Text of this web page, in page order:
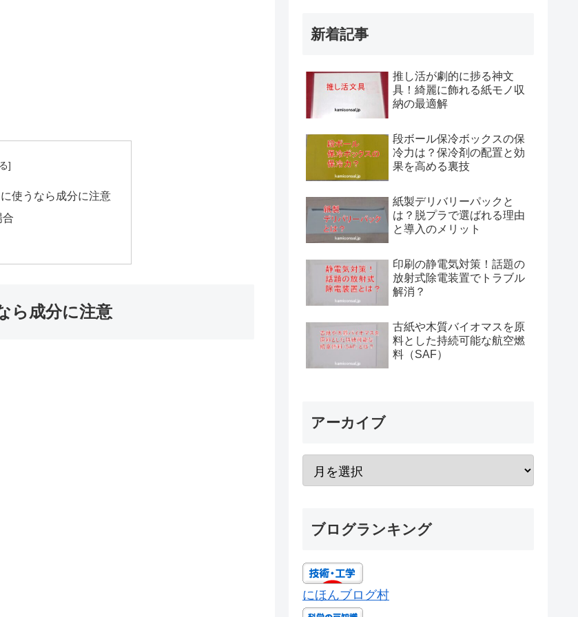
使うなら成分に注意
合
ら成分に注意
新着記事
推し活が劇的に捗る神文
具！綺麗に飾れる紙モノ収
納の最適解
段ボール保冷ボックスの保
冷力は？保冷剤の配置と効
果を高める裏技
紙製デリバリーパックと
は？脱プラで選ばれる理由
と導入のメリット
印刷の静電気対策！話題の
放射式除電装置でトラブル
解消？
古紙や木質バイオマスを原
料とした持続可能な航空燃
料（SAF）
アーカイブ
ブログランキング
にほんブログ村